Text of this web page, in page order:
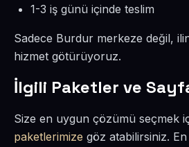
1-3 iş günü içinde teslim
Sadece Burdur merkeze değil,
hizmet götürüyoruz.
İlgili Paketler ve
Size en uygun çözümü seçmek
paketlerimize göz atabilirsiniz.